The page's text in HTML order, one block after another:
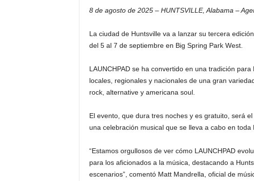
8 de agosto de 2025 – HUNTSVILLE, Alabama –
La ciudad de Huntsville va a lanzar su tercera
del 5 al 7 de septiembre en Big Spring Park West.
LAUNCHPAD se ha convertido en una tradición
locales, regionales y nacionales de una gran
rock, alternative y americana soul.
El evento, que dura tres noches y es gratuito, será
una celebración musical que se lleva a cabo en
“Estamos orgullosos de ver cómo LAUNCHPAD
para los aficionados a la música, destacando a
escenarios”, comentó Matt Mandrella, oficial de